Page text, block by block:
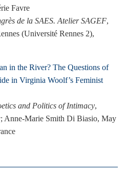
Favre
de la SAES. Atelier SAGEF,
(Université Rennes 2),
in the River? The Questions of
in Virginia Woolf’s Feminist
and Politics of Intimacy,
Anne-Marie Smith Di Biasio, May